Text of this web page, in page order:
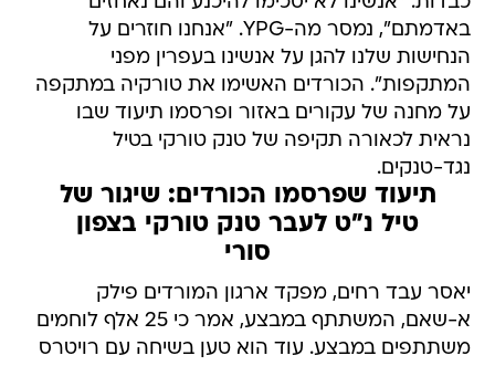
באדמתם", נמסר מה-YPG. "אנחנו חוזרים על
הנחישות שלנו להגן על אנשינו בעפרין מפני
המתקפות". הכורדים האשימו את טורקיה במתקפה
על מחנה של עקורים באזור ופרסמו תיעוד שבו
נראית לכאורה תקיפה של טנק טורקי בטיל
נגד-טנקים.
תיעוד שפרסמו הכורדים: שיגור של
טיל נ"ט לעבר טנק טורקי בצפון
סורי
יאסר עבד רחים, מפקד ארגון המורדים פילק
א-שאם, המשתתף במבצע, אמר כי 25 אלף לוחמים
משתתפים במבצע. עוד הוא טען בשיחה עם רויטרס